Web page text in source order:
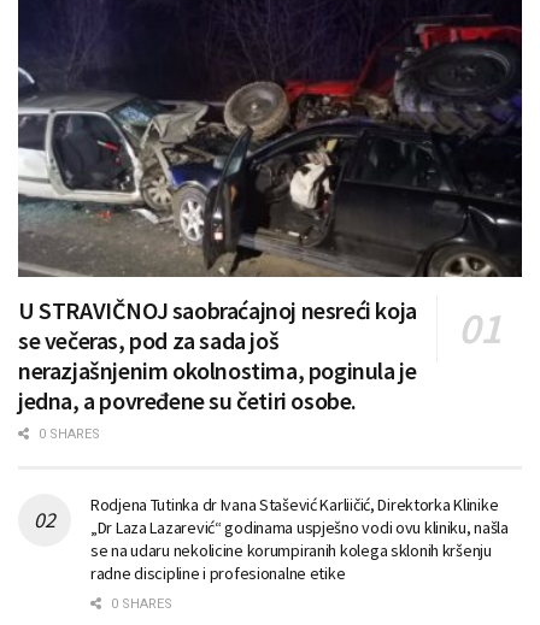
U STRAVIČNOJ saobraćajnoj nesreći koja
se večeras, pod za sada još
nerazjašnjenim okolnostima, poginula je
jedna, a povređene su četiri osobe.
0 SHARES
Rodjena Tutinka dr Ivana Stašević Karliičić, Direktorka Klinike
„Dr Laza Lazarević“ godinama uspješno vodi ovu kliniku, našla
se na udaru nekolicine korumpiranih kolega sklonih kršenju
radne discipline i profesionalne etike
0 SHARES